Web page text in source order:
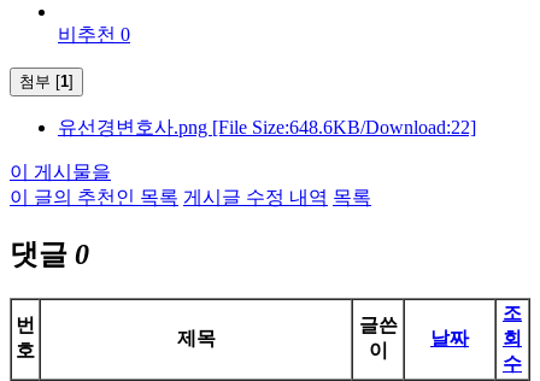
비추천 0
첨부 [1]
유선경변호사.png [File Size:648.6KB/Download:22]
이 게시물을
이 글의 추천인 목록 게시글 수정 내역 목록
댓글 0
번
호
제목
글쓴
이
날짜
조
회
수